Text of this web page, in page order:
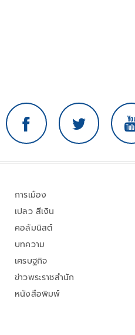
การเมือง
เปลว สีเงิน
คอลัมนิสต์
บทความ
เศรษฐกิจ
ข่าวพระราชสำนัก
หนังสือพิมพ์